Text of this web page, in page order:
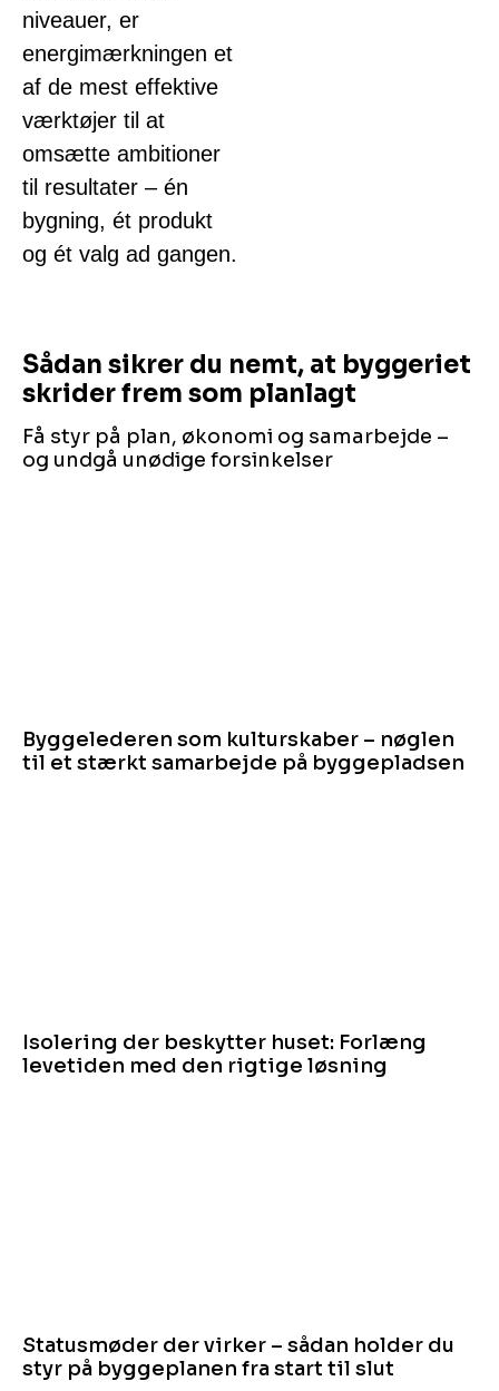
niveauer, er
energimærkningen et
af de mest effektive
værktøjer til at
omsætte ambitioner
til resultater – én
bygning, ét produkt
og ét valg ad gangen.
Sådan sikrer du nemt, at byggeriet
skrider frem som planlagt
Få styr på plan, økonomi og samarbejde –
og undgå unødige forsinkelser
Byggelederen som kulturskaber – nøglen
til et stærkt samarbejde på byggepladsen
Isolering der beskytter huset: Forlæng
levetiden med den rigtige løsning
Statusmøder der virker – sådan holder du
styr på byggeplanen fra start til slut